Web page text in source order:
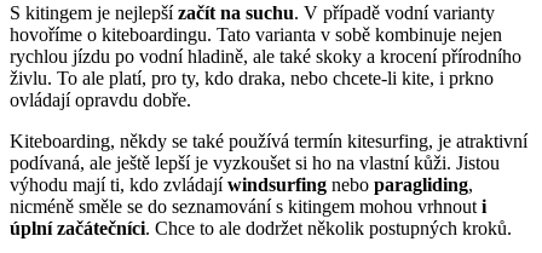
S kitingem je nejlepšízačít na suchu. V případě vodní varianty
hovoříme o kiteboardingu. Tato varianta v sobě kombinuje nejen
rychlou jízdu po vodní hladině, ale také skoky a krocení přírodního
živlu. To ale platí, pro ty, kdo draka, nebo chcete-li kite, i prkno
ovládají opravdu dobře.
Kiteboarding, někdy se také používá termín kitesurfing, je atraktivní
podívaná, ale ještě lepší je vyzkoušet si ho na vlastní kůži. Jistou
výhodu mají ti, kdo zvládajíwindsurfing nebo paragliding,
nicméně směle se do seznamování s kitingem mohou vrhnout i
úplní začátečníci. Chce to ale dodržet několik postupných kroků.